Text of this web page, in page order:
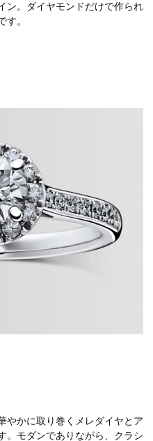
ン。ダイヤモンドだけで作られ
す。
やかに取り巻くメレダイヤとア
。モダンでありながら、クラシ